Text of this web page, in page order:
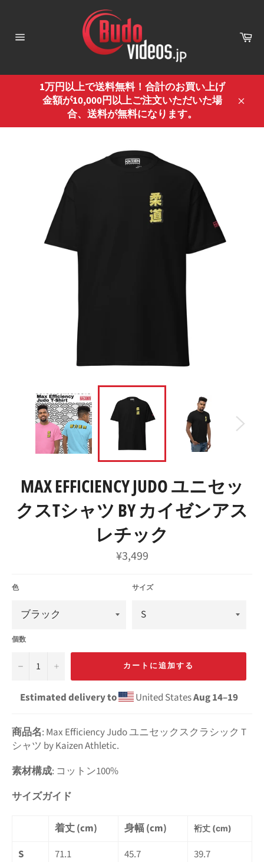
に
プ
ナ
ョ
カ
1万円以上で送料無料！合計のお買い上げ
金額が10,000円以上ご注文いただいた場
合、送料が無料になります。
じ
MAX EFFICIENCY JUDO ユニセッ
クスTシャツ BY カイゼンアス
レチック
通
常
¥3,499
色 サイズ
個数
− + カートに追加する
Estimated delivery to United StatesAug 14⁠–19
商品名: Max Efficiency Judo ユニセックスクラシック T
シャツ by Kaizen Athletic.
素材構成: コットン100%
サイズガイド
着丈 (cm) 身幅 (cm) 裄丈 (cm)
S 71.1 45.7
39.7